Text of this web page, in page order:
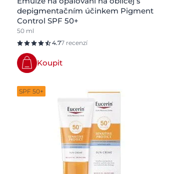
depigmentačním účinkem Pigment
Control SPF 50+
50 ml
4.77 recenzí
Koupit
SPF 50+